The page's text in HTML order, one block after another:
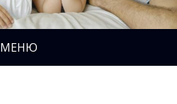
МЕНЮ